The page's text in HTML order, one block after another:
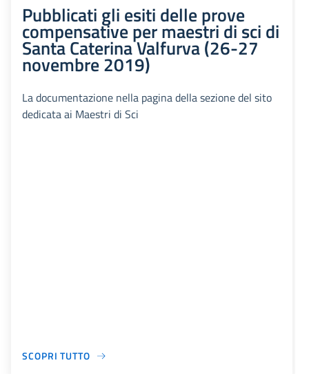
Pubblicati gli esiti delle prove
compensative per maestri di sci di
Santa Caterina Valfurva (26-27
novembre 2019)
La documentazione nella pagina della sezione del sito
dedicata ai Maestri di Sci
SCOPRI TUTTO